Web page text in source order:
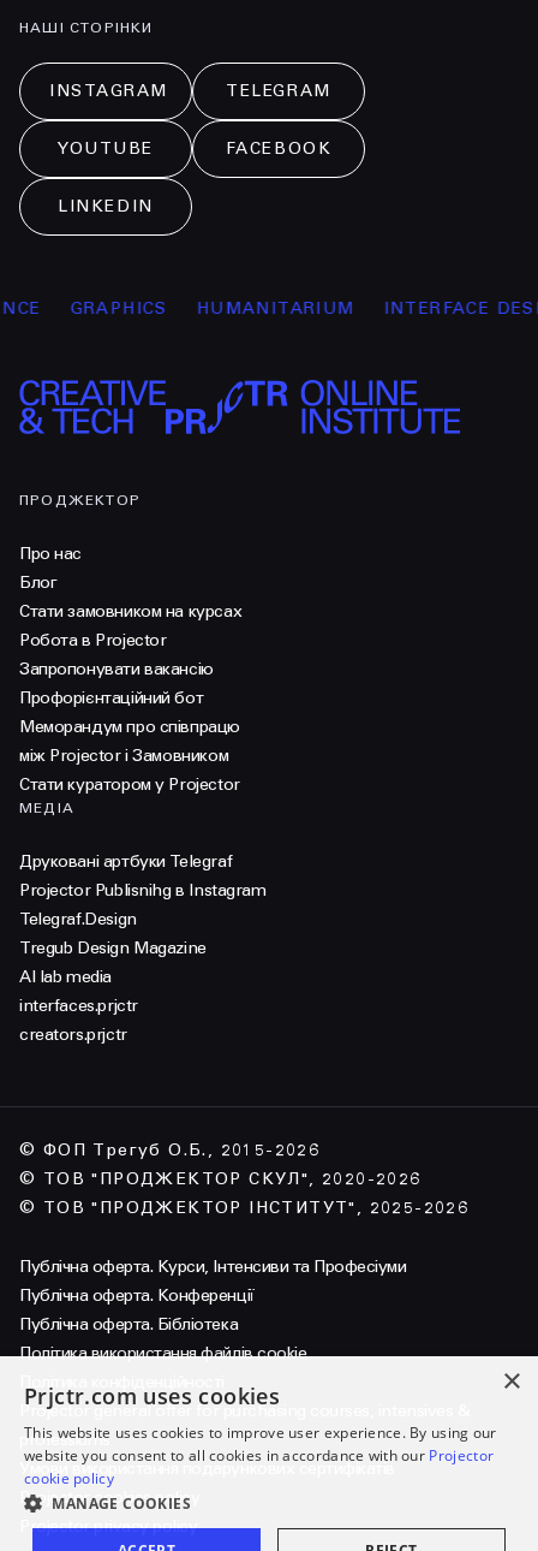
НАШІ СТОРІНКИ
INSTAGRAM TELEGRAM
YOUTUBE FACEBOOK
LINKEDIN
GRAPHICS HUMANITARIUM INTERFACE DESIGN
ПРОДЖЕКТОР
Про нас
Блог
Стати замовником на курсах
Робота в Projector
Запропонувати вакансію
Профорієнтаційний бот
Меморандум про співпрацю
між Projector і Замовником
Стати куратором у Projector
МЕДІА
Друковані артбуки Telegraf
Projector Publisnihg в Instagram
Telegraf.Design
Tregub Design Magazine
AI lab media
interfaces.prjctr
creators.prjctr
© ФОП Трегуб О.Б., 2015-2026
© ТОВ "ПРОДЖЕКТОР СКУЛ", 2020-2026
© ТОВ "ПРОДЖЕКТОР ІНСТИТУТ", 2025-2026
Публічна оферта. Курси, Інтенсиви та Професіуми
Публічна оферта. Конференції
Публічна оферта. Бібліотека
Політика використання файлів cookie
Projector general offer for purchasing courses, intensives &
professiums
Умови використання подарункових сертифікатів
Projector cookies policy
Projector privacy policy
×
Prjctr.com uses cookies
This website uses cookies to improve user experience. By using our
website you consent to all cookies in accordance with our Projector
cookie policy
MANAGE COOKIES